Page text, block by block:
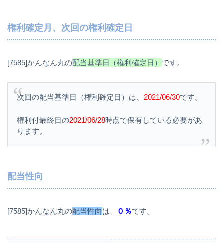
権利確定月、次回の権利確定日
[7585]かんなん丸の配当基準日（権利確定日） です。
次回の配当基準日（権利確定日）は、 2021/06/30です。
権利付最終日の2021/06/28時点で保有している必要があ
ります。
配当性向
[7585]かんなん丸の配当性向は、 ０％です。